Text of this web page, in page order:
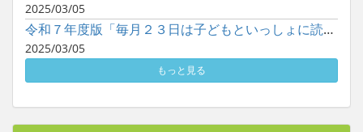
2025/03/05
令和７年度版「毎月２３日は子どもといっしょに読書の日」ポスタ...
2025/03/05
もっと見る